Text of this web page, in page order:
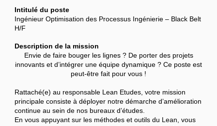
Intitulé du poste
Ingénieur Optimisation des Processus Ingénierie – Black Belt
H/F
Description de la mission
Envie de faire bouger les lignes ? De porter des projets
innovants et d’intégrer une équipe dynamique ? Ce poste est
peut-être fait pour vous !
Rattaché(e) au responsable Lean Etudes, votre mission
principale consiste à déployer notre démarche d’amélioration
continue au sein de nos bureaux d’études.
En vous appuyant sur les méthodes et outils du Lean, vous